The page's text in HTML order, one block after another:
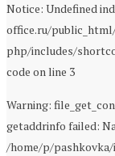
Notice: Undefined
office.ru/
php/includes/
code on line 3
Warning:
getaddrinfo failed:
/home/p/